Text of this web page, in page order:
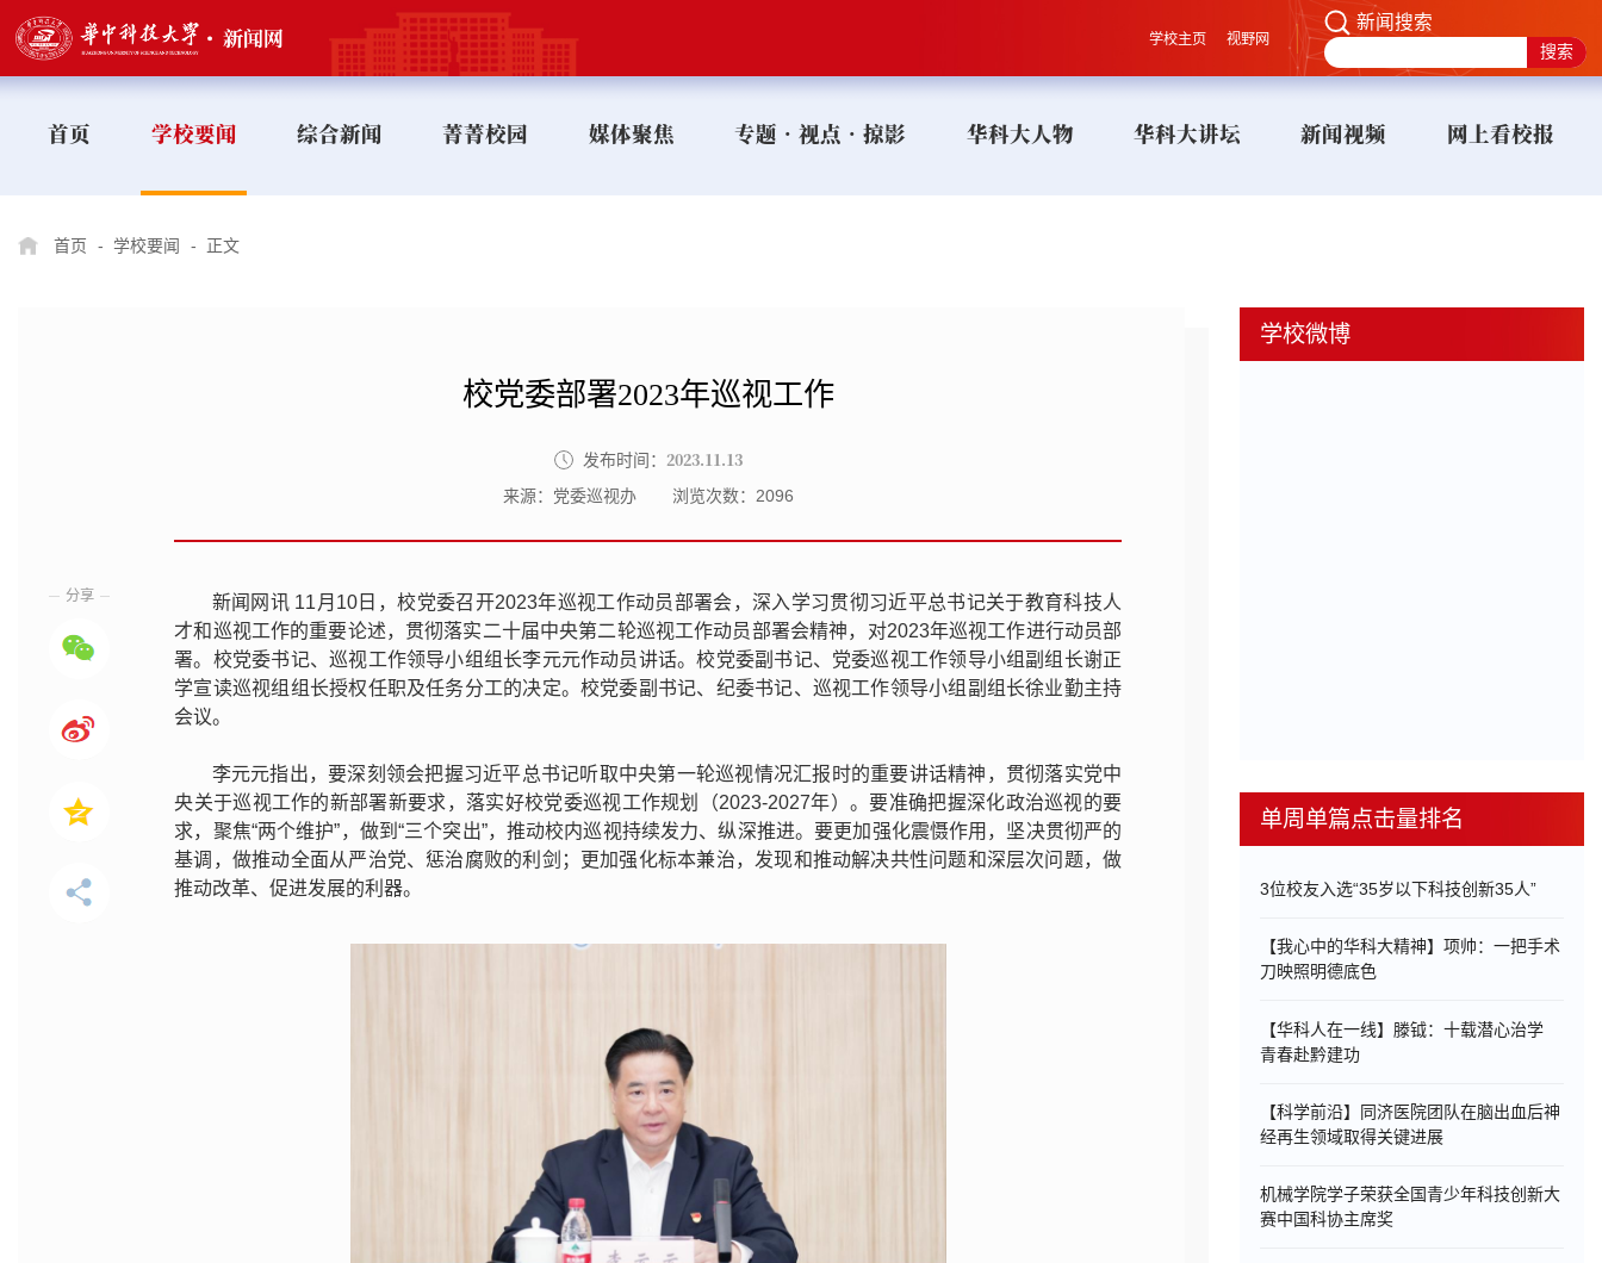
学校主页 视野网
新闻搜索
首页 学校要闻 综合新闻 菁菁校园 媒体聚焦 专题•视点•掠影 华科大人物 华科大讲坛 新闻视频 网上看校报
首页 - 学校要闻 - 正文
校党委部署2023年巡视工作
发布时间： 2023.11.13
来源：党委巡视办 浏览次数： 2096
新闻网讯 11月10日，校党委召开2023年巡视工作动员部署会，深入学习贯彻习近平总书记关于教育科技人
才和巡视工作的重要论述，贯彻落实二十届中央第二轮巡视工作动员部署会精神，对2023年巡视工作进行动员部
署。校党委书记、巡视工作领导小组组长李元元作动员讲话。校党委副书记、党委巡视工作领导小组副组长谢正
学宣读巡视组组长授权任职及任务分工的决定。校党委副书记、纪委书记、巡视工作领导小组副组长徐业勤主持
会议。
李元元指出，要深刻领会把握习近平总书记听取中央第一轮巡视情况汇报时的重要讲话精神，贯彻落实党中
央关于巡视工作的新部署新要求，落实好校党委巡视工作规划（2023-2027年）。要准确把握深化政治巡视的要
求，聚焦“两个维护”，做到“三个突出”，推动校内巡视持续发力、纵深推进。要更加强化震慑作用，坚决贯彻严的
基调，做推动全面从严治党、惩治腐败的利剑；更加强化标本兼治，发现和推动解决共性问题和深层次问题，做
推动改革、促进发展的利器。
分享
学校微博
单周单篇点击量排名
3位校友入选“35岁以下科技创新35人”
【我心中的华科大精神】项帅：一把手术
刀映照明德底色
【华科人在一线】滕钺：十载潜心治学
青春赴黔建功
【科学前沿】同济医院团队在脑出血后神
经再生领域取得关键进展
机械学院学子荣获全国青少年科技创新大
赛中国科协主席奖